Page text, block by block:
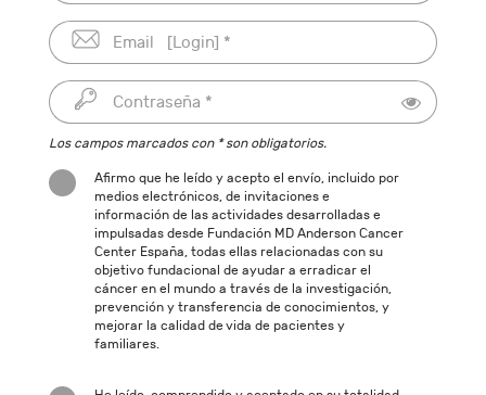
Los campos marcados con * son obligatorios.
Afirmo que he leído y acepto el envío, incluido por
medios electrónicos, de invitaciones e
información de las actividades desarrolladas e
impulsadas desde Fundación MD Anderson Cancer
Center España, todas ellas relacionadas con su
objetivo fundacional de ayudar a erradicar el
cáncer en el mundo a través de la investigación,
prevención y transferencia de conocimientos, y
mejorar la calidad de vida de pacientes y
familiares.